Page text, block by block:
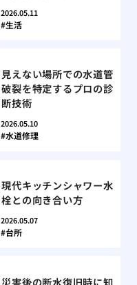
2026.05.11
生活
見えない場所での水道管
破裂を特定するプロの診
断技術
2026.05.10
水道修理
現代キッチンシャワー水
栓との向き合い方
2026.05.07
台所
災害後の断水復旧時に知